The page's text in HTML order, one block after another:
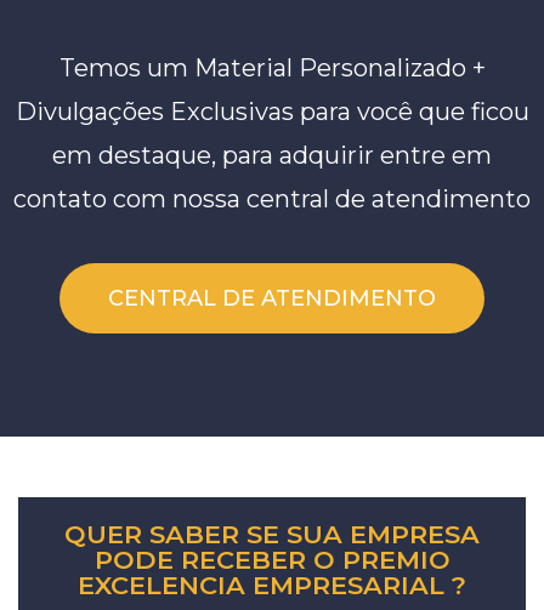
Temos um Material Personalizado +
Divulgações Exclusivas para você que ficou
em destaque, para adquirir entre em
contato com nossa central de atendimento
CENTRAL DE ATENDIMENTO
QUER SABER SE SUA EMPRESA
PODE RECEBER O PREMIO
EXCELENCIA EMPRESARIAL ?